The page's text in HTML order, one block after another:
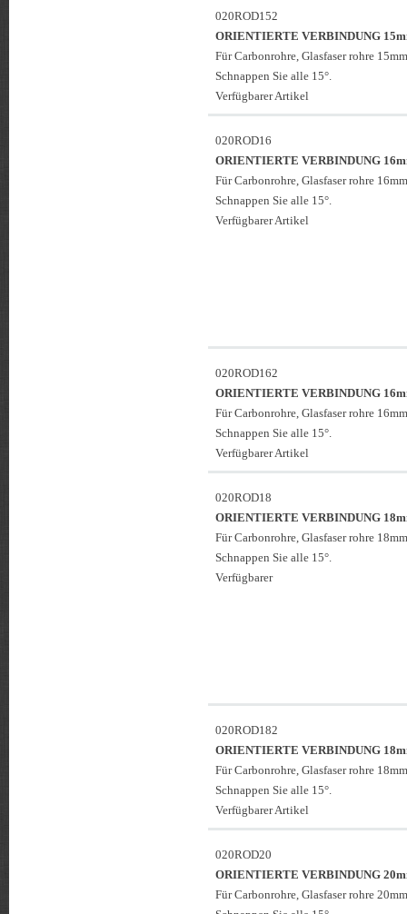
020ROD152
ORIENTIERTE VERBINDUNG
Für Carbonrohre, Glasfaser rohre
Schnappen Sie alle 15°.
Verfügbarer Artikel
020ROD16
ORIENTIERTE VERBINDUNG
Für Carbonrohre, Glasfaser rohre
Schnappen Sie alle 15°.
Verfügbarer Artikel
020ROD162
ORIENTIERTE VERBINDUNG
Für Carbonrohre, Glasfaser rohre
Schnappen Sie alle 15°.
Verfügbarer Artikel
020ROD18
ORIENTIERTE VERBINDUNG
Für Carbonrohre, Glasfaser rohre
Schnappen Sie alle 15°.
Verfügbarer
020ROD182
ORIENTIERTE VERBINDUNG
Für Carbonrohre, Glasfaser rohre
Schnappen Sie alle 15°.
Verfügbarer Artikel
020ROD20
ORIENTIERTE VERBINDUNG
Für Carbonrohre, Glasfaser rohre